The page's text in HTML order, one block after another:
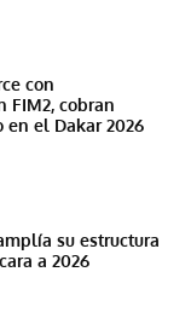
con
FIM2, cobran
en el Dakar 2026
su estructura
a 2026